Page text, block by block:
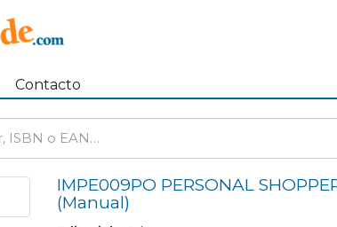
Contacto
IMPE009PO PERSONAL
Manual